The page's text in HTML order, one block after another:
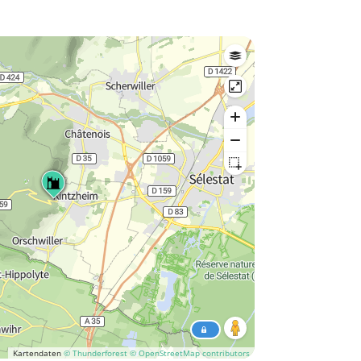
Kartendaten © Thunderforest © OpenStreetMap contributors